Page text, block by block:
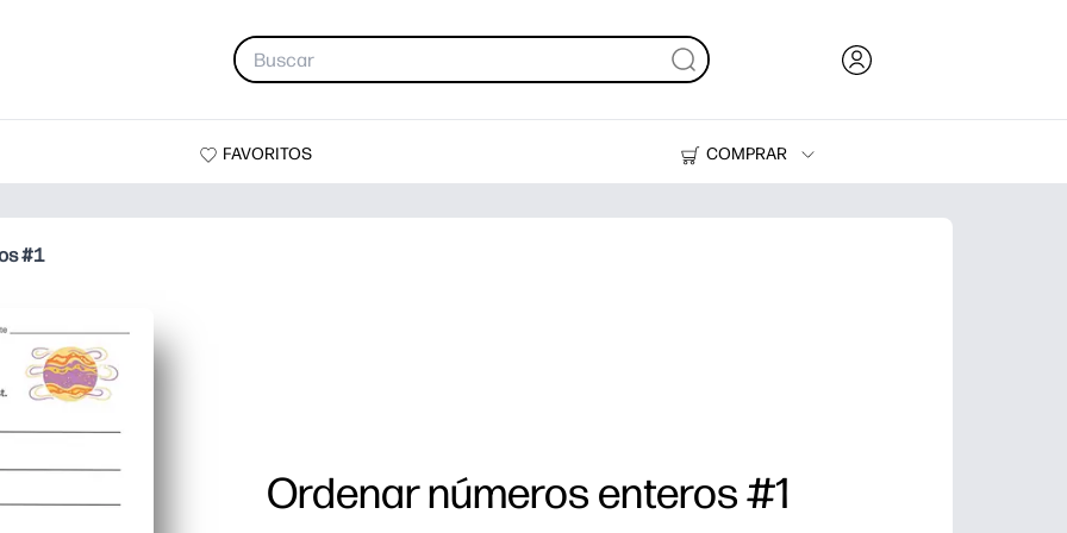
FAVORITOS
COMPRAR
Impresoras
#1
Ordenar números enteros #1